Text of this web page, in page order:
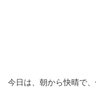
今日は、朝から快晴で